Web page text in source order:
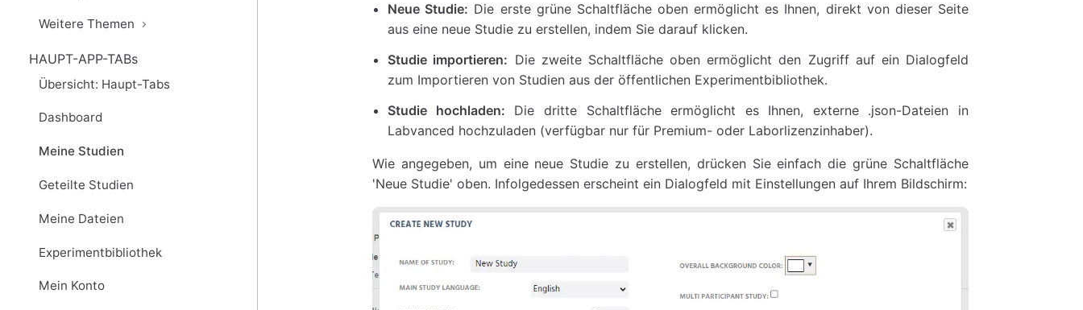
Weitere Themen
HAUPT-APP-TABs
Übersicht: Haupt-Tabs
Dashboard
Meine Studien
Geteilte Studien
Meine Dateien
Experimentbibliothek
Mein Konto
Neue Studie: Die erste grüne Schaltfläche oben ermöglicht es Ihnen, direkt von dieser Seite
aus eine neue Studie zu erstellen, indem Sie darauf klicken.
Studie importieren: Die zweite Schaltfläche oben ermöglicht den Zugriff auf ein Dialogfeld
zum Importieren von Studien aus der öffentlichen Experimentbibliothek.
Studie hochladen: Die dritte Schaltfläche ermöglicht es Ihnen, externe .json-Dateien in
Labvanced hochzuladen (verfügbar nur für Premium- oder Laborlizenzinhaber).
Wie angegeben, um eine neue Studie zu erstellen, drücken Sie einfach die grüne Schaltfläche
'Neue Studie' oben. Infolgedessen erscheint ein Dialogfeld mit Einstellungen auf Ihrem Bildschirm: